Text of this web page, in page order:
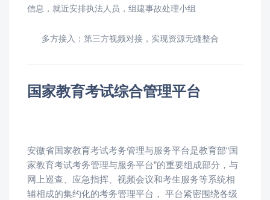
信息，就近安排执法人员，组建事故处理小组
多方接入：第三方视频对接，实现资源无缝整合
国家教育考试综合管理平台
安徽省国家教育考试考务管理与服务平台是教育部“国
家教育考试考务管理与服务平台”的重要组成部分，与
网上巡查、应急指挥、视频会议和考生服务等系统相
辅相成的集约化的考务管理平台， 平台紧密围绕各级